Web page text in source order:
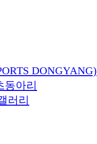
DONGYANG)
동아리
러리